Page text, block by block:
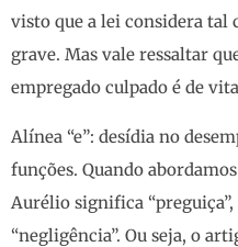
visto que a lei considera
grave. Mas vale ressaltar
empregado culpado é de
Alínea “e”: desídia no
funções. Quando
Aurélio significa “preguiça”,
“negligência”. Ou seja, o